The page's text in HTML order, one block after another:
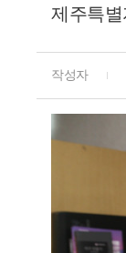
제주특
작성자